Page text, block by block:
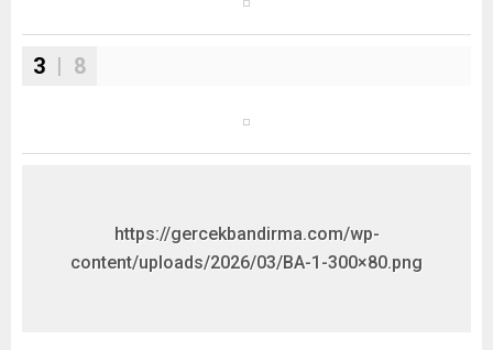
3 | 8
https://gercekbandirma.com/wp-
content/uploads/2026/03/BA-1-300×80.png